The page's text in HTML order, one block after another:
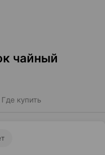
чайный
Где купить